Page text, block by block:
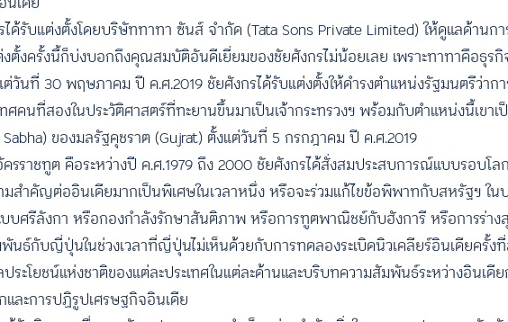
รับแต่งตั้งโดยบริษัททาทา ซันส์ จำกัด (Tata Sons Private Limited) ให้ดูแลด้านกา
ตั้งครั้งนี้ก็บ่งบอกถึงคุณสมบัติอันดีเยี่ยมของชัยศังกรไม่น้อยเลย เพราะทาทาคือธุร
นที่ 30 พฤษภาคม ปี ค.ศ.2019 ชัยศังกรได้รับแต่งตั้งให้ดำรงตำแหน่งรัฐมนตรีว่ากา
ศคนที่สองในประวัติศาสตร์ที่ทะยานขึ้นมาเป็นเจ้ากระทรวงฯ พร้อมกับตำแหน่งนี้เขา
ของมลรัฐคุชราต (Gujrat) ตั้งแต่วันที่ 5 กรกฎาคม ปี ค.ศ.2019
ราชทูต คือระหว่างปี ค.ศ.1979 ถึง 2000 ชัยศังกรได้สั่งสมประสบการณ์แบบรอบโล
สำคัญต่ออินเดียมากเป็นพิเศษในเวลาหนึ่ง หรือจะร่วมแก้ไขข้อพิพาทกับสหรัฐฯ ใน
บศรีลังกา หรือกองกำลังรักษาสันติภาพ หรือการทูตพาณิชย์กับฮังการี หรือการร่า
นธ์กับญี่ปุ่นในช่วงเวลาที่ญี่ปุ่นไม่เห็นด้วยกับการทดลองระเบิดนิวเคลียร์อินเดียครั้ง
ระโยชน์แห่งชาติของแต่ละประเทศในแต่ละด้านและบริบทความสัมพันธ์ระหว่างอินเดี
และการปฏิรูปเศรษฐกิจอินเดีย